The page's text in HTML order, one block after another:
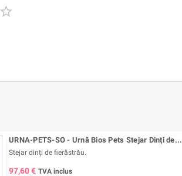

URNA-PETS-SO - Urnă Bios Pets Stejar Dinți de...
Stejar dinți de fierăstrău.
97,60 € TVA inclus